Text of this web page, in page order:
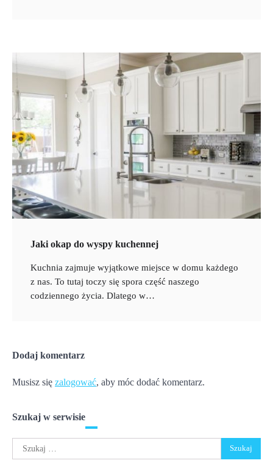
Jaki okap do wyspy kuchennej
Kuchnia zajmuje wyjątkowe miejsce w domu każdego
z nas. To tutaj toczy się spora część naszego
codziennego życia. Dlatego w…
Dodaj komentarz
Musisz się zalogować, aby móc dodać komentarz.
Szukaj w serwisie
Szukaj: